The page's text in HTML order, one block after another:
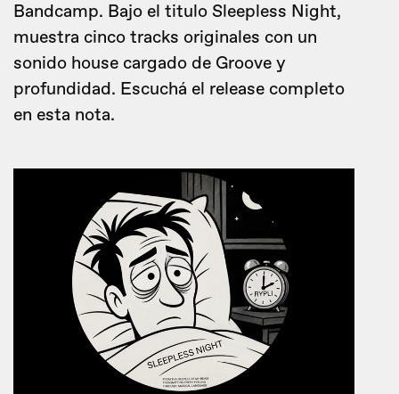
Bandcamp. Bajo el titulo Sleepless Night,
muestra cinco tracks originales con un
sonido house cargado de Groove y
profundidad. Escuchá el release completo
en esta nota.